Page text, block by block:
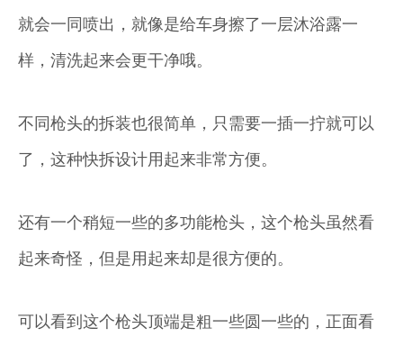
就会一同喷出，就像是给车身擦了一层沐浴露一
样，清洗起来会更干净哦。
不同枪头的拆装也很简单，只需要一插一拧就可以
了，这种快拆设计用起来非常方便。
还有一个稍短一些的多功能枪头，这个枪头虽然看
起来奇怪，但是用起来却是很方便的。
可以看到这个枪头顶端是粗一些圆一些的，正面看